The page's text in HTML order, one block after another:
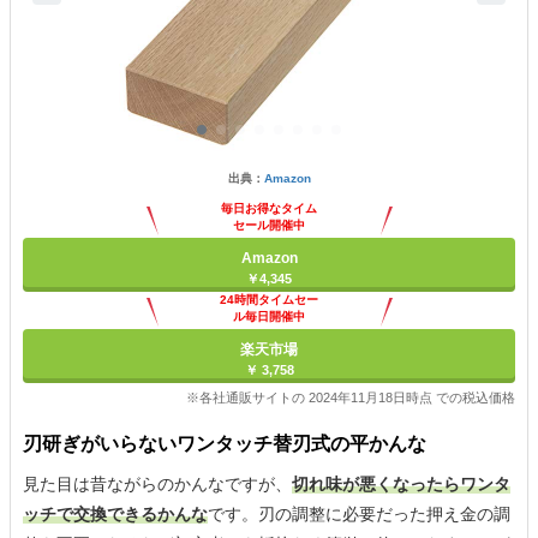
出典： Amazon
毎日お得なタイム
セール開催中
Amazon
￥4,345
24時間タイムセー
ル毎日開催中
楽天市場
￥ 3,758
※各社通販サイトの 2024年11月18日時点 での税込価格
刃研ぎがいらないワンタッチ替刃式の平かんな
見た目は昔ながらのかんなですが、 切れ味が悪くなったらワンタ
ッチで交換できるかんなです。刃の調整に必要だった押え金の調